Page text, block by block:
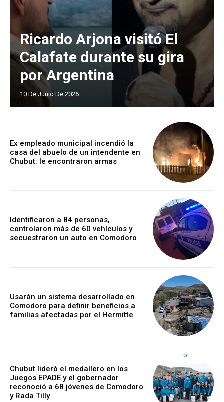
Ricardo Arjona visitó El
Calafate durante su gira
por Argentina
10 De Junio De 2026
Ex empleado municipal incendió la
casa del abuelo de un intendente en
Chubut: le encontraron armas
Identificaron a 84 personas,
controlaron más de 60 vehículos y
secuestraron un auto en Comodoro
Usarán un sistema desarrollado en
Comodoro para definir beneficios a
familias afectadas por el Hermitte
Chubut lideró el medallero en los
Juegos EPADE y el gobernador
reconoció a 68 jóvenes de Comodoro
y Rada Tilly